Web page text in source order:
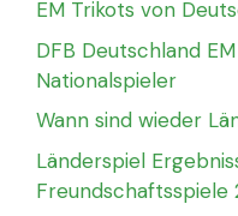
EM Trikots von
DFB Deutschland
Nationalspieler
Wann sind wieder
Länderspiel
Freundschaftsspiele